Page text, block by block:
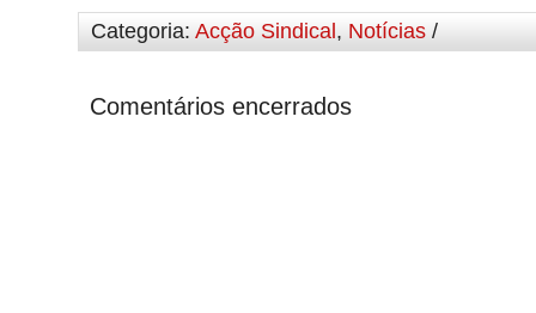
Categoria: Acção Sindical , Notícias /
Comentários encerrados